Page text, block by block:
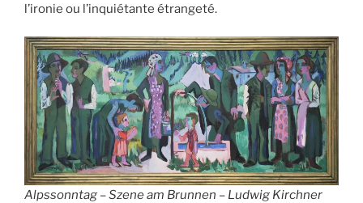
l’ironie ou l’inquiétante étrangeté.
Alpssonntag – Szene am Brunnen – Ludwig Kirchner